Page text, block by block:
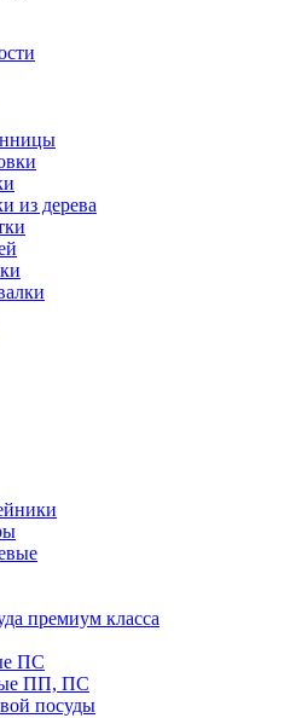
из дерева
премиум класса
ПС
ПП, ПС
посуды